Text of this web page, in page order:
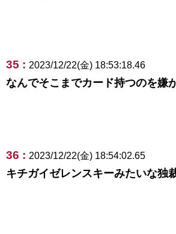
35 : 2023/12/22(金) 18:53:18.46
なんでそこまでカード持つのを嫌
36 : 2023/12/22(金) 18:54:02.65
キチガイゼレンスキーみたいな独